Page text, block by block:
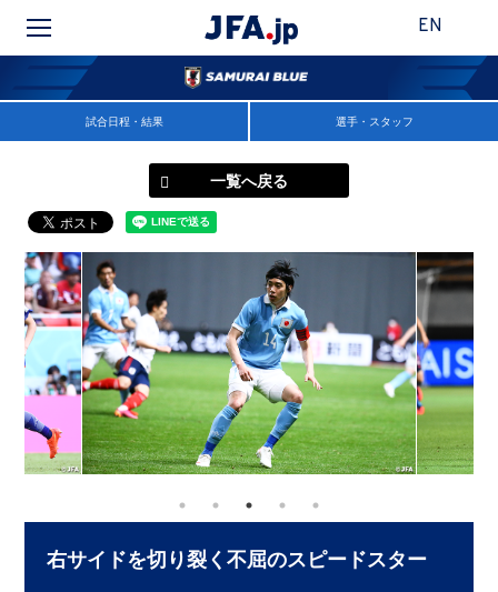
EN
試合日程・結果 選手・スタッフ
一覧へ戻る
右サイドを切り裂く不屈のスピードスター